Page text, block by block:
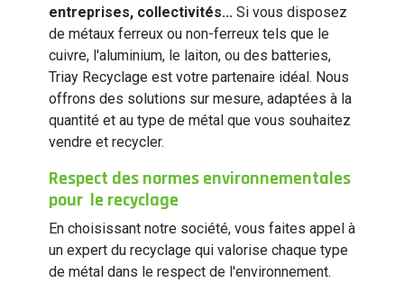
entreprises, collectivités... Si vous disposez
de métaux ferreux ou non-ferreux tels que le
cuivre, l'aluminium, le laiton, ou des batteries,
Triay Recyclage est votre partenaire idéal. Nous
offrons des solutions sur mesure, adaptées à la
quantité et au type de métal que vous souhaitez
vendre et recycler.
Respect des normes environnementales
pour le recyclage
En choisissant notre société, vous faites appel à
un expert du recyclage qui valorise chaque type
de métal dans le respect de l'environnement.